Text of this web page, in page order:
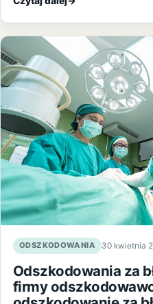
ODSZKODOWANIA 30 kwietnia
Odszkodowania za
firmy